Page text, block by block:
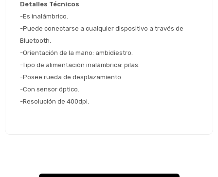
Detalles Técnicos
-Es inalámbrico.
-Puede conectarse a cualquier dispositivo a través de
Bluetooth.
-Orientación de la mano: ambidiestro.
-Tipo de alimentación inalámbrica: pilas.
-Posee rueda de desplazamiento.
-Con sensor óptico.
-Resolución de 400dpi.
Continuar
Seleccioná Pago Después como metodo
de pago